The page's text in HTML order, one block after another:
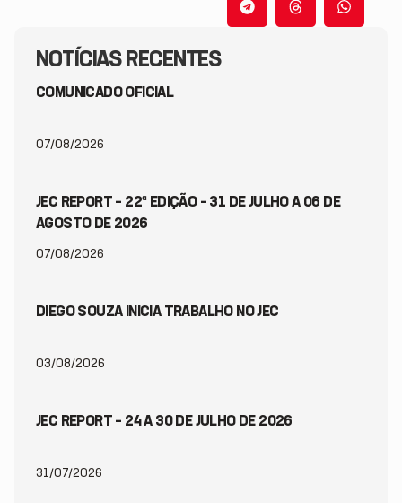
NOTÍCIAS RECENTES
COMUNICADO OFICIAL
07/08/2026
JEC REPORT – 22ª EDIÇÃO – 31 DE JULHO A 06 DE
AGOSTO DE 2026
07/08/2026
DIEGO SOUZA INICIA TRABALHO NO JEC
03/08/2026
JEC REPORT – 24 A 30 DE JULHO DE 2026
31/07/2026